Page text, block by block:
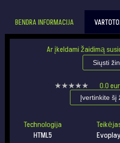
BENDRA INFORMACIJA
Ar įkeldami žaidimą
Siųsti
★★★★★
★★★★★ 0.0
Įvertinkite šį
Technologija
HTML5
Evoplay